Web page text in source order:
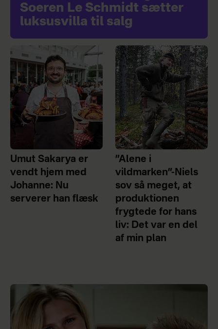
Soeren Le Schmidt sætter
luksusvilla til salg
Umut Sakarya er
vendt hjem med
Johanne: Nu
serverer han flæsk
”Alene i
vildmarken”-Niels
sov så meget, at
produktionen
frygtede for hans
liv: Det var en del
af min plan